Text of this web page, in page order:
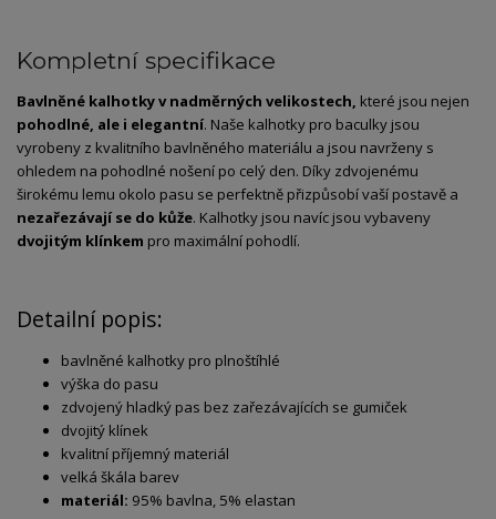
Kompletní specifikace
Bavlněné kalhotky v nadměrných velikostech, které jsou nejen
pohodlné, ale i elegantní. Naše kalhotky pro baculky jsou
vyrobeny z kvalitního bavlněného materiálu a jsou navrženy s
ohledem na pohodlné nošení po celý den. Díky zdvojenému
širokému lemu okolo pasu se perfektně přizpůsobí vaší postavě a
nezařezávají se do kůže. Kalhotky jsou navíc jsou vybaveny
dvojitým klínkem pro maximální pohodlí.
Detailní popis:
bavlněné kalhotky pro plnoštíhlé
výška do pasu
zdvojený hladký pas bez zařezávajících se gumiček
dvojitý klínek
kvalitní příjemný materiál
velká škála barev
materiál: 95% bavlna, 5% elastan